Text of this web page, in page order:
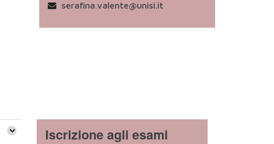
serafina.valente@unisi.it
Iscrizione agli esami